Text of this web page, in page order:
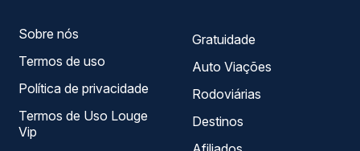
Sobre nós
Termos de uso
Política de privacidade
Termos de Uso Louge
Vip
Gratuidade
Auto Viações
Rodoviárias
Destinos